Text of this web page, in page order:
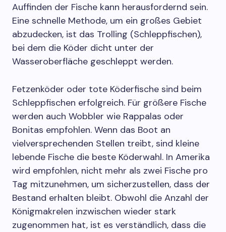
Auffinden der Fische kann herausfordernd sein.
Eine schnelle Methode, um ein großes Gebiet
abzudecken, ist das Trolling (Schleppfischen),
bei dem die Köder dicht unter der
Wasseroberfläche geschleppt werden.
Fetzenköder oder tote Köderfische sind beim
Schleppfischen erfolgreich. Für größere Fische
werden auch Wobbler wie Rappalas oder
Bonitas empfohlen. Wenn das Boot an
vielversprechenden Stellen treibt, sind kleine
lebende Fische die beste Köderwahl. In Amerika
wird empfohlen, nicht mehr als zwei Fische pro
Tag mitzunehmen, um sicherzustellen, dass der
Bestand erhalten bleibt. Obwohl die Anzahl der
Königmakrelen inzwischen wieder stark
zugenommen hat, ist es verständlich, dass die